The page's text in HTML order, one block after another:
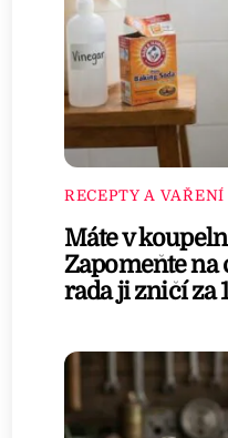
RECEPTY A VAŘENÍ
Máte v
Zapomeňte na
rada ji zničí za